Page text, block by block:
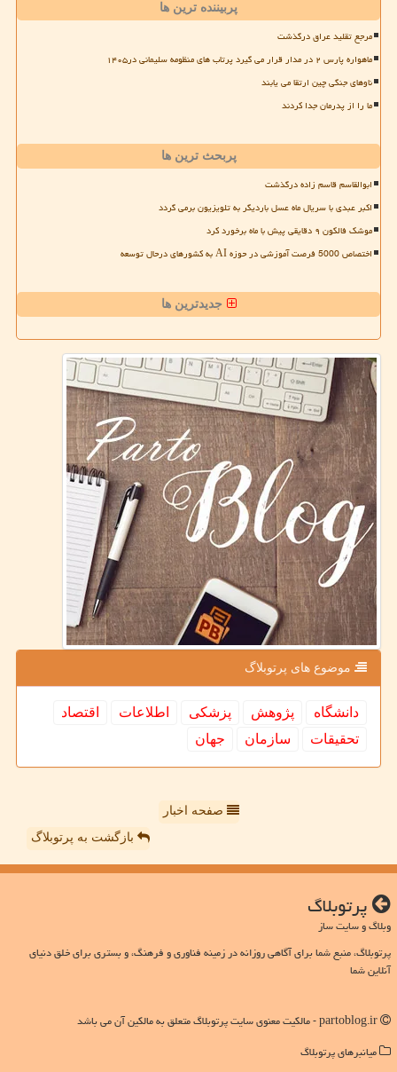
پربیننده ترین ها
مرجع تقلید عراق درگذشت
ماهواره پارس ۲ در مدار قرار می گیرد پرتاب های منظومه سلیمانی در۱۴۰۵
ناوهای جنگی چین ارتقا می یابند
ما را از پدرمان جدا کردند
پربحث ترین ها
ابوالقاسم قاسم زاده درگذشت
اکبر عبدی با سریال ماه عسل باردیگر به تلویزیون برمی گردد
موشک فالکون ۹ دقایقی پیش با ماه برخورد کرد
اختصاص 5000 فرصت آموزشی در حوزه AI به کشورهای درحال توسعه
جدیدترین ها
موضوع های پرتوبلاگ
دانشگاه پژوهش پزشكی اطلاعات
اقتصاد
تحقیقات
سازمان جهان
صفحه اخبار
بازگشت به پرتوبلاگ
پرتوبلاگ
وبلاگ و سایت ساز
پرتوبلاگ، منبع شما برای آگاهی روزانه در زمینه فناوری و فرهنگ، و بستری برای خلق دنیای
آنلاین شما
میانبرهای پرتوبلاگ